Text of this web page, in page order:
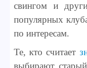
свингом и
популярных
по интересам.
Те, кто считает
выбирают